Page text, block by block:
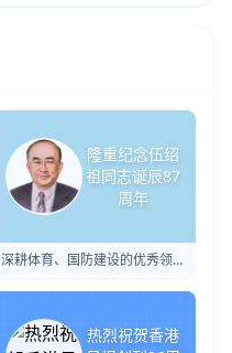
隆重纪念伍绍
祖同志诞辰87
周年
深耕体育、国防建设的优秀领导
热烈祝贺香港